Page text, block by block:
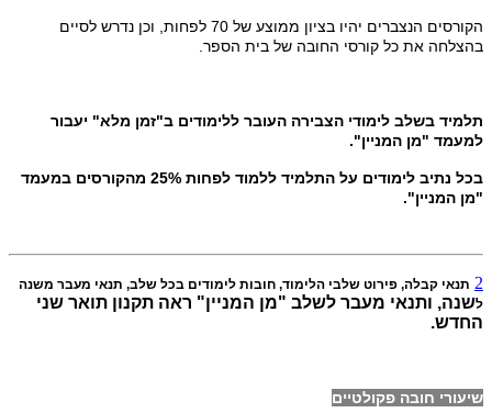
הקורסים הנצברים יהיו בציון ממוצע של 70 לפחות, וכן נדרש לסיים
בהצלחה את כל קורסי החובה של בית הספר.
תלמיד בשלב לימודי הצבירה העובר ללימודים ב"זמן מלא" יעבור
למעמד "מן המניין".
בכל נתיב לימודים על התלמיד ללמוד לפחות 25% מהקורסים במעמד
"מן המניין".
2 תנאי קבלה, פירוט שלבי הלימוד, חובות לימודים בכל שלב, תנאי מעבר משנה
לשנה, ותנאי מעבר לשלב "מן המניין" ראה תקנון תואר שני
החדש.
שיעורי חובה פקולטיים